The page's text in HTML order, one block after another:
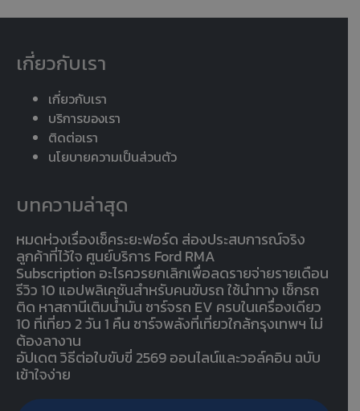
เกี่ยวกับเรา
เกี่ยวกับเรา
บริการของเรา
ติดต่อเรา
นโยบายความเป็นส่วนตัว
บทความล่าสุด
หมดห่วงเรื่องเช็คระยะฟอร์ด ส่องประสบการณ์จริง
ลูกค้าที่ไว้ใจ ศูนย์บริการ Ford RMA
Subscription อะไรควรยกเลิกเพื่อลดรายจ่ายรายเดือน
รีวิว 10 แอปพลิเคชันสำหรับคนขับรถ ใช้นำทาง เช็กรถ
ติด หาสถานีเติมน้ำมัน ชาร์จรถ EV ครบในเครื่องเดียว
10 ที่เที่ยว 2 วัน 1 คืน ชาร์จพลังที่เที่ยวใกล้กรุงเทพฯ ไม่
ต้องลางาน
อัปเดต วิธีต่อใบขับขี่ 2569 ออนไลน์และวอล์คอิน ฉบับ
เข้าใจง่าย